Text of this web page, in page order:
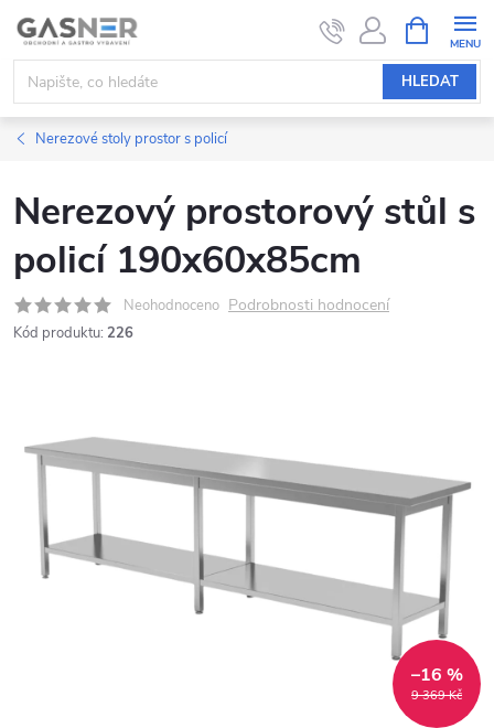
Přejít
obsah
HLEDAT
NÁKUPNÍ
KOŠÍK
Nerezové stoly prostor s policí
Nerezový prostorový stůl s
policí 190x60x85cm
Neohodnoceno Podrobnosti hodnocení
Kód produktu: 226
9 369 Kč
–16 %